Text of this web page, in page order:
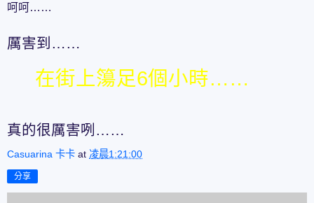
呵呵……
厲害到……
在街上簜足6個小時……
真的很厲害咧……
Casuarina 卡卡 at 凌晨1:21:00
分享